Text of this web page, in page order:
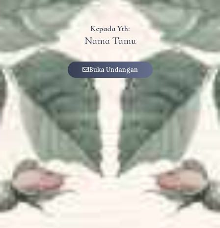
Kepada Yth:
Nama Tamu
Buka Undangan